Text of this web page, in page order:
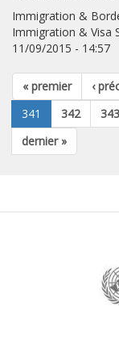
Immigration &
Immigration & Visa
11/09/2015 - 14:57
« premier ‹
341
342 343
dernier »